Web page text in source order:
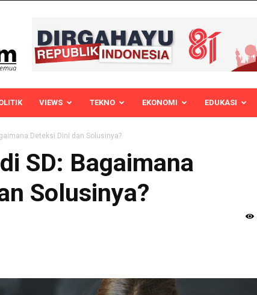
VIEWS TEKNO EKONOMI EDUKASI
Deteksi Dini dan Solusinya?
SD: Bagaimana
Solusinya?